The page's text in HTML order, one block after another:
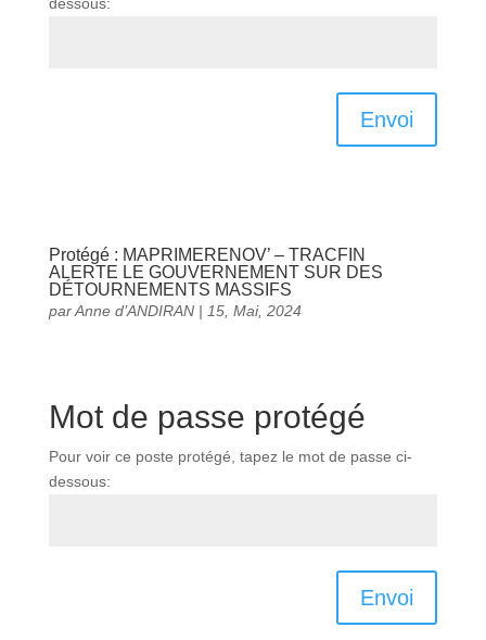
Envoi
Protégé : MAPRIMERENOV’ – TRACFIN
ALERTE LE GOUVERNEMENT SUR DES
DÉTOURNEMENTS MASSIFS
parAnne d’ANDIRAN| 15, Mai, 2024
Mot de passe protégé
Pour voir ce poste protégé, tapez le mot de passe ci-
dessous:
Envoi